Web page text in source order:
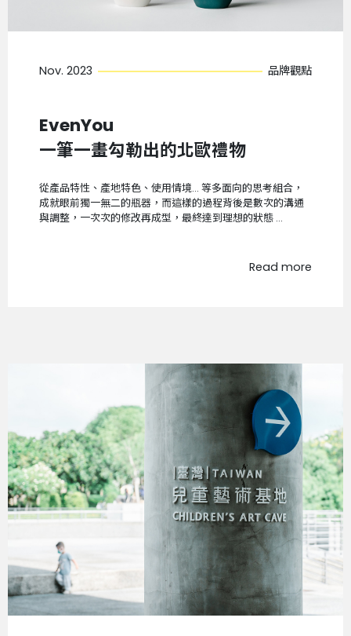
Nov. 2023 品牌觀點
EvenYou
一筆一畫勾勒出的北歐禮物
從產品特性、產地特色、使用情境... 等多面向的思考組合，
成就眼前獨一無二的瓶器，而這樣的過程背後是數次的溝通
與調整，一次次的修改再成型，最終達到理想的狀態 ...
Read more